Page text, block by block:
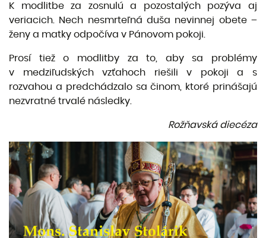
K modlitbe za zosnulú a pozostalých pozýva aj
veriacich. Nech nesmrteľná duša nevinnej obete –
ženy a matky odpočíva v Pánovom pokoji.
Prosí tiež o modlitby za to, aby sa problémy
v medziľudských vzťahoch riešili v pokoji a s
rozvahou a predchádzalo sa činom, ktoré prinášajú
nezvratné trvalé následky.
Rožňavská diecéza